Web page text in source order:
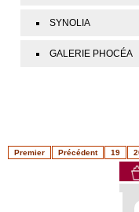
SYNOLIA
GALERIE PHOCÉA
Premier Précédent 19